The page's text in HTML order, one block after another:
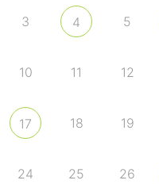
3 4 5
10 11 12
17 18 19
24 25 26